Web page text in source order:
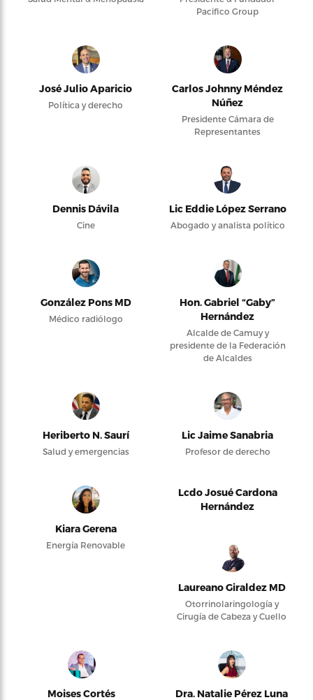
Pacifico Group
José Julio Aparicio
Política y derecho
Carlos Johnny Méndez
Núñez
Presidente Cámara de
Representantes
Dennis Dávila
Cine
Lic Eddie López Serrano
Abogado y analista político
González Pons MD
Médico radiólogo
Hon. Gabriel “Gaby”
Hernández
Alcalde de Camuy y
presidente de la Federación
de Alcaldes
Heriberto N. Saurí
Salud y emergencias
Lic Jaime Sanabria
Profesor de derecho
Kiara Gerena
Energía Renovable
Lcdo Josué Cardona
Hernández
Laureano Giraldez MD
Otorrinolaringología y
Cirugía de Cabeza y Cuello
Moises Cortés Dra. Natalie Pérez Luna